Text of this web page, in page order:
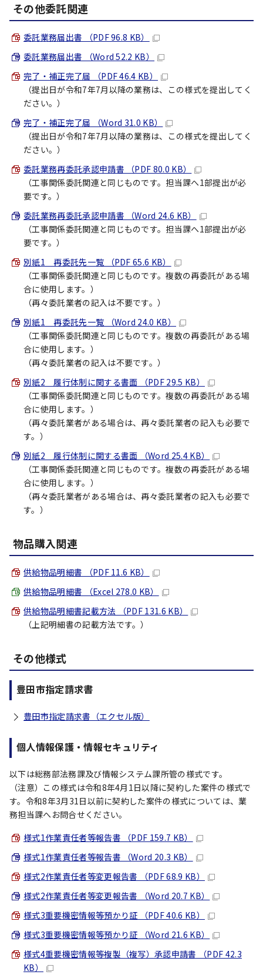
その他委託関連
委託業務届出書 （PDF 96.8 KB）
委託業務届出書 （Word 52.2 KB）
完了・補正完了届 （PDF 46.4 KB）
（提出日が令和7年7月以降の業務は、この様式を提出してく
ださい。）
完了・補正完了届 （Word 31.0 KB）
（提出日が令和7年7月以降の業務は、この様式を提出してく
ださい。）
委託業務再委託承認申請書 （PDF 80.0 KB）
（工事関係委託関連と同じものです。担当課へ1部提出が必
要です。）
委託業務再委託承認申請書 （Word 24.6 KB）
（工事関係委託関連と同じものです。担当課へ1部提出が必
要です。）
別紙1 再委託先一覧 （PDF 65.6 KB）
（工事関係委託関連と同じものです。複数の再委託がある場
合に使用します。）
（再々委託業者の記入は不要です。）
別紙1 再委託先一覧 （Word 24.0 KB）
（工事関係委託関連と同じものです。複数の再委託がある場
合に使用します。）
（再々委託業者の記入は不要です。）
別紙2 履行体制に関する書面 （PDF 29.5 KB）
（工事関係委託関連と同じものです。複数の再委託がある場
合に使用します。）
（再々委託業者がある場合は、再々委託業者の記入も必要で
す。）
別紙2 履行体制に関する書面 （Word 25.4 KB）
（工事関係委託関連と同じものです。複数の再委託がある場
合に使用します。）
（再々委託業者がある場合は、再々委託業者の記入も必要で
す。）
物品購入関連
供給物品明細書 （PDF 11.6 KB）
供給物品明細書 （Excel 278.0 KB）
供給物品明細書記載方法 （PDF 131.6 KB）
（上記明細書の記載方法です。）
その他様式
豊田市指定請求書
豊田市指定請求書（エクセル版）
個人情報保護・情報セキュリティ
以下は総務部法務課及び情報システム課所管の様式です。
（注意）この様式は令和8年4月1日以降に契約した案件の様式で
す。令和8年3月31日以前に契約した案件の様式については、業
務担当課へお問合せください。
様式1作業責任者等報告書 （PDF 159.7 KB）
様式1作業責任者等報告書 （Word 20.3 KB）
様式2作業責任者等変更報告書 （PDF 68.9 KB）
様式2作業責任者等変更報告書 （Word 20.7 KB）
様式3重要機密情報等預かり証 （PDF 40.6 KB）
様式3重要機密情報等預かり証 （Word 21.6 KB）
様式4重要機密情報等複製（複写）承認申請書 （PDF 42.3
KB）